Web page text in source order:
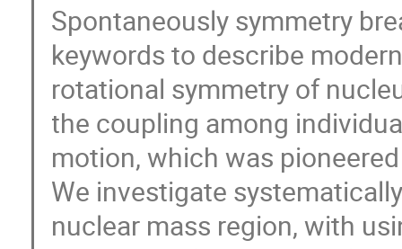
Spontaneously symmetry
keywords to describe
rotational symmetry of
the coupling among
motion, which was
We investigate
nuclear mass region, with